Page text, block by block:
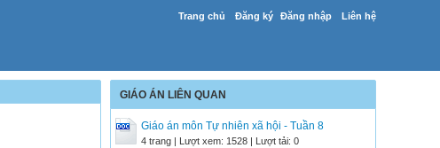
Trang chủ Đăng ký Đăng nhập Liên hệ
GIÁO ÁN LIÊN QUAN
Giáo án môn Tự nhiên xã hội - Tuần 8
4 trang | Lượt xem: 1528 | Lượt tải: 0